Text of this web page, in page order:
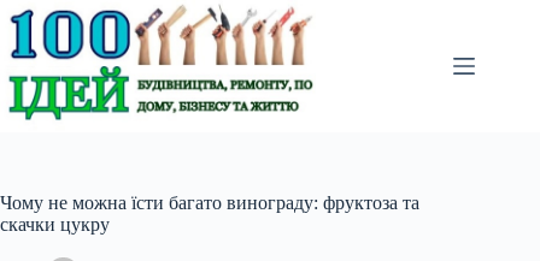
Перейти
до
вмісту
Чому не можна їсти багато винограду: фруктоза та
скачки цукру